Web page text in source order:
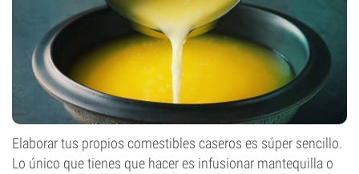
Elaborar tus propios comestibles caseros es súper sencillo.
Lo único que tienes que hacer es infusionar mantequilla o